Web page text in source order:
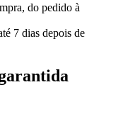
do pedido à
7 dias depois de